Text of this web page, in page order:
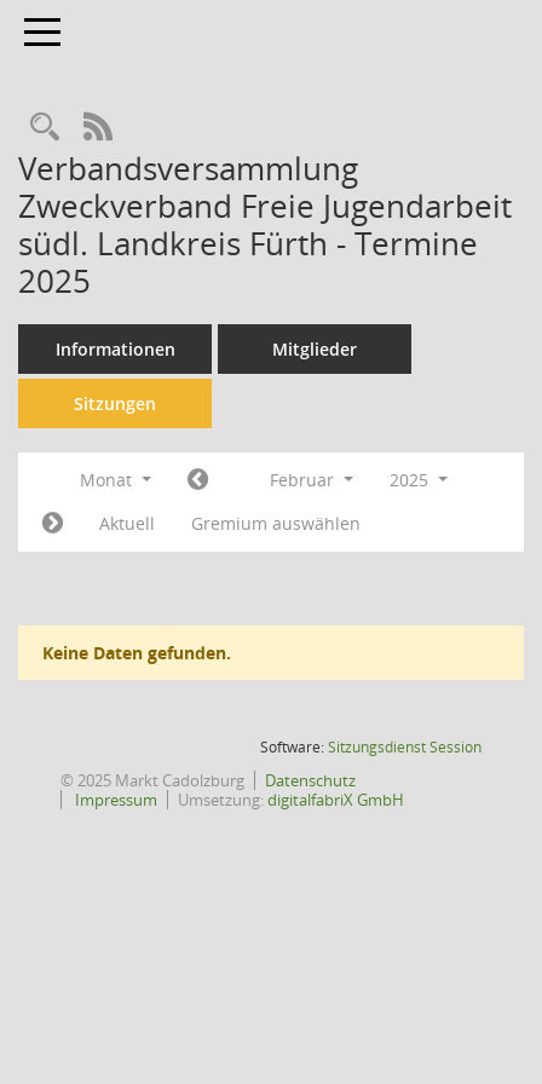
Toggle navigation
Rechercheauswahl
RSS-Feed
Verbandsversammlung
Zweckverband Freie Jugendarbeit
südl. Landkreis Fürth - Termine
2025
Informationen Mitglieder
Sitzungen
Monat Februar
2025
Aktuell
Gremium auswählen
Keine Daten gefunden.
Software:SitzungsdienstSession(Wird in
© 2025 Markt Cadolzburg
Datenschutz
Impressum
Umsetzung:digitalfabriX GmbH